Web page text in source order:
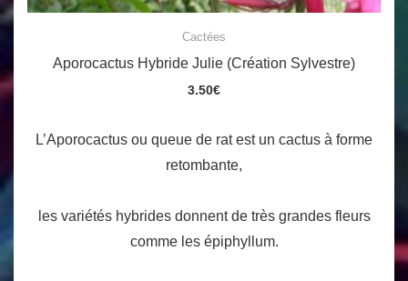
Cactées
Aporocactus Hybride Julie (Création Sylvestre)
3.50€
L’Aporocactus ou queue de rat est un cactus à forme
retombante,
les variétés hybrides donnent de très grandes fleurs
comme les épiphyllum.